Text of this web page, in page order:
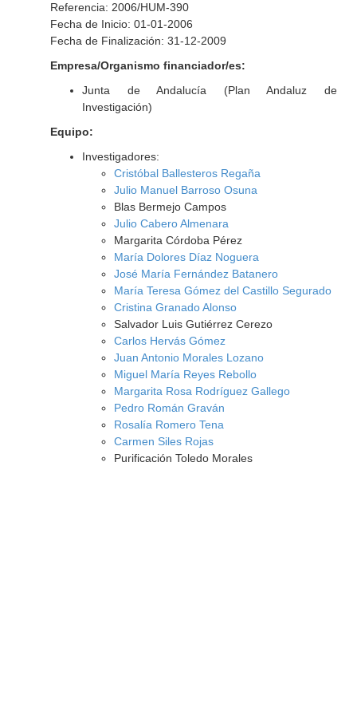
Referencia: 2006/HUM-390
Fecha de Inicio: 01-01-2006
Fecha de Finalización: 31-12-2009
Empresa/Organismo financiador/es:
Junta de Andalucía (Plan Andaluz de
Investigación)
Equipo:
Investigadores:
Cristóbal Ballesteros Regaña
Julio Manuel Barroso Osuna
Blas Bermejo Campos
Julio Cabero Almenara
Margarita Córdoba Pérez
María Dolores Díaz Noguera
José María Fernández Batanero
María Teresa Gómez del Castillo Segurado
Cristina Granado Alonso
Salvador Luis Gutiérrez Cerezo
Carlos Hervás Gómez
Juan Antonio Morales Lozano
Miguel María Reyes Rebollo
Margarita Rosa Rodríguez Gallego
Pedro Román Graván
Rosalía Romero Tena
Carmen Siles Rojas
Purificación Toledo Morales